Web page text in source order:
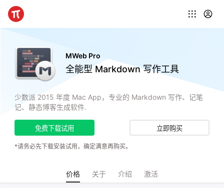
MWeb Pro
全能型 Markdown 写作工具
少数派 2015 年度 Mac App，专业的 Markdown 写作、记笔
记、静态博客生成软件.
免费下载试用 立即购买
*请务必先下载安装试用，确定满意再购买。
价格 关于 介绍 激活